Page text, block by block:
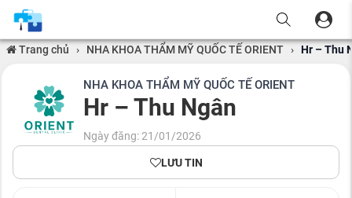
Trang chủ › NHA KHOA THẨM MỸ QUỐC TẾ ORIENT › Hr – Thu
NHA KHOA THẨM MỸ QUỐC TẾ ORIENT
Hr – Thu Ngân
Ngày đăng: 21/01/2026
LƯU TIN